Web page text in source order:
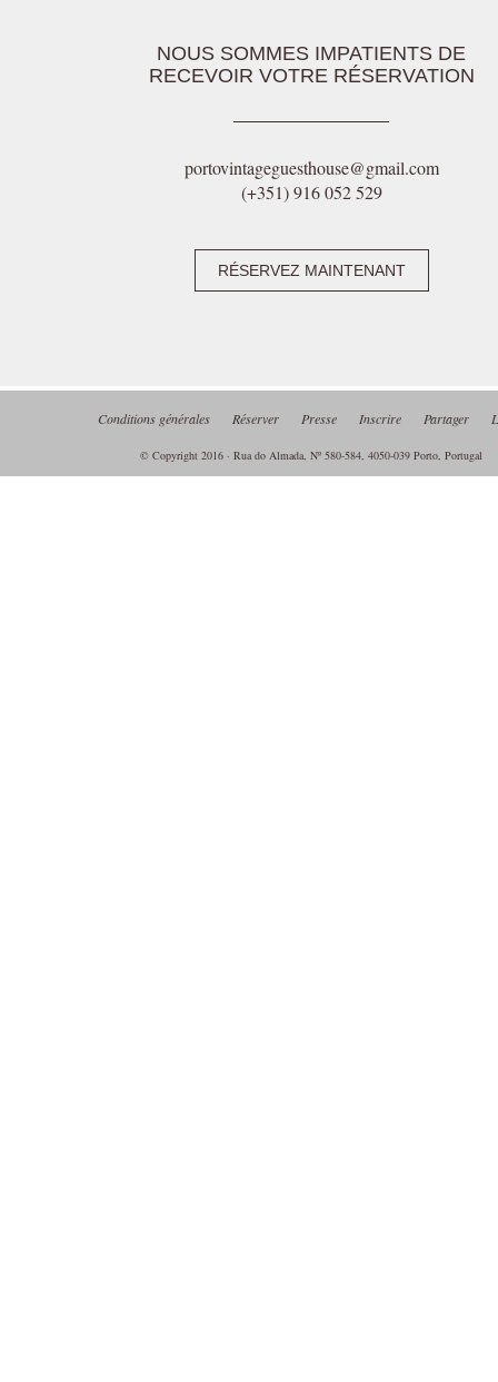
NOUS SOMMES IMPATIENTS DE
RECEVOIR VOTRE RÉSERVATION
portovintageguesthouse@gmail.com
(+351) 916 052 529
RÉSERVEZ MAINTENANT
Conditions générales Réserver Presse Inscrire Partager
© Copyright 2016 · Rua do Almada, Nº 580-584, 4050-039 Porto, Portugal